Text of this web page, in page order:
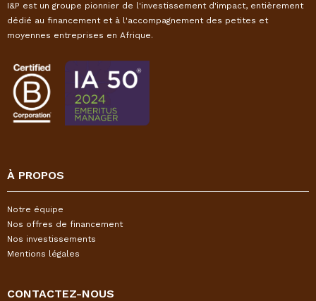
I&P est un groupe pionnier de l'investissement d'impact, entièrement
dédié au financement et à l'accompagnement des petites et
moyennes entreprises en Afrique.
À PROPOS
Notre équipe
Nos offres de financement
Nos investissements
Mentions légales
CONTACTEZ-NOUS